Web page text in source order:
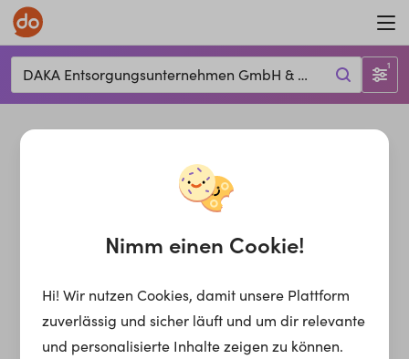
DAKA Entsorgungsunternehmen GmbH & Co. KG 1
Nimm einen Cookie!
Hi! Wir nutzen Cookies, damit unsere Plattform
zuverlässig und sicher läuft und um dir relevante
und personalisierte Inhalte zeigen zu können.